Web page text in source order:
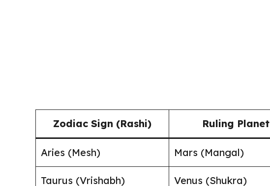
Zodiac Sign (Rashi) Ruling Planet
Aries (Mesh) Mars (Mangal)
Taurus (Vrishabh) Venus (Shukra)